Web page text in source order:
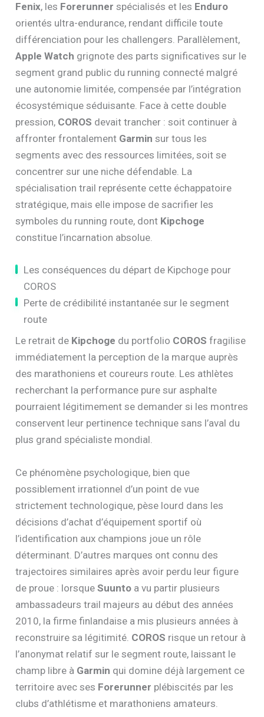
Fenix, les Forerunner spécialisés et les Enduro
orientés ultra-endurance, rendant difficile toute
différenciation pour les challengers. Parallèlement,
Apple Watch grignote des parts significatives sur le
segment grand public du running connecté malgré
une autonomie limitée, compensée par l’intégration
écosystémique séduisante. Face à cette double
pression, COROS devait trancher : soit continuer à
affronter frontalement Garmin sur tous les
segments avec des ressources limitées, soit se
concentrer sur une niche défendable. La
spécialisation trail représente cette échappatoire
stratégique, mais elle impose de sacrifier les
symboles du running route, dont Kipchoge
constitue l’incarnation absolue.
Les conséquences du départ de Kipchoge pour
COROS
Perte de crédibilité instantanée sur le segment
route
Le retrait de Kipchoge du portfolio COROS fragilise
immédiatement la perception de la marque auprès
des marathoniens et coureurs route. Les athlètes
recherchant la performance pure sur asphalte
pourraient légitimement se demander si les montres
conservent leur pertinence technique sans l’aval du
plus grand spécialiste mondial.
Ce phénomène psychologique, bien que
possiblement irrationnel d’un point de vue
strictement technologique, pèse lourd dans les
décisions d’achat d’équipement sportif où
l’identification aux champions joue un rôle
déterminant. D’autres marques ont connu des
trajectoires similaires après avoir perdu leur figure
de proue : lorsqueSuunto a vu partir plusieurs
ambassadeurs trail majeurs au début des années
2010, la firme finlandaise a mis plusieurs années à
reconstruire sa légitimité. COROS risque un retour à
l’anonymat relatif sur le segment route, laissant le
champ libre à Garmin qui domine déjà largement ce
territoire avec ses Forerunner plébiscités par les
clubs d’athlétisme et marathoniens amateurs.